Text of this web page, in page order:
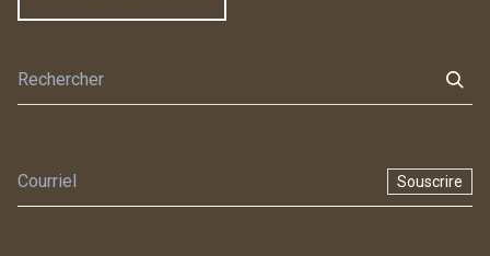
Souscrire